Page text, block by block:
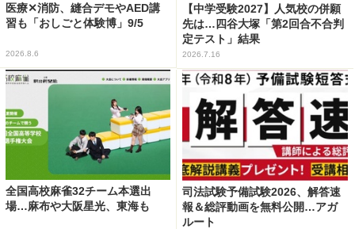
医療✕消防、縫合デモやAED講
習も「おしごと体験博」9/5
2026.8.6
【中学受験2027】人気校の併願
先は…四谷大塚「第2回合不合判
定テスト」結果
2026.7.16
全国高校麻雀32チーム本選出
場…麻布や大阪星光、東海も
司法試験予備試験2026、解答速
報＆総評動画を無料公開…アガ
ルート